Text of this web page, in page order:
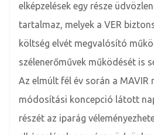
elképzelések egy része
tartalmaz, melyek a VER
költség elvét megvalósító
szélenerőművek működését is
Az elmúlt fél év során a MAVIR
módosítási koncepció látott
részét az iparág